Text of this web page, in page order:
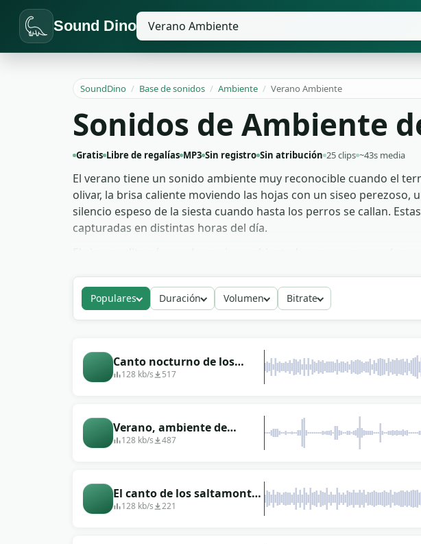
Sound Dino
SoundDino / Base de sonidos / Ambiente / Verano Ambiente
Sonidos de Ambiente
Gratis Libre de regalías MP3 Sin registro Sin atribución 25 clips ~43s media
El verano tiene un sonido ambiente muy reconocible cuando el
olivar, la brisa caliente moviendo las hojas con un siseo
silencio espeso de la siesta cuando hasta los perros se callan.
capturadas en distintas horas del día.
en off. Para un videojuego con escenarios estivales o un
derechos, sin registro previo.
Populares Duración Volumen Bitrate
Canto nocturno de los
grillos
128 kb/s 517
Verano, ambiente de
verano.
128 kb/s 487
El canto de los saltamontes
en el bosque nocturno.
128 kb/s 221